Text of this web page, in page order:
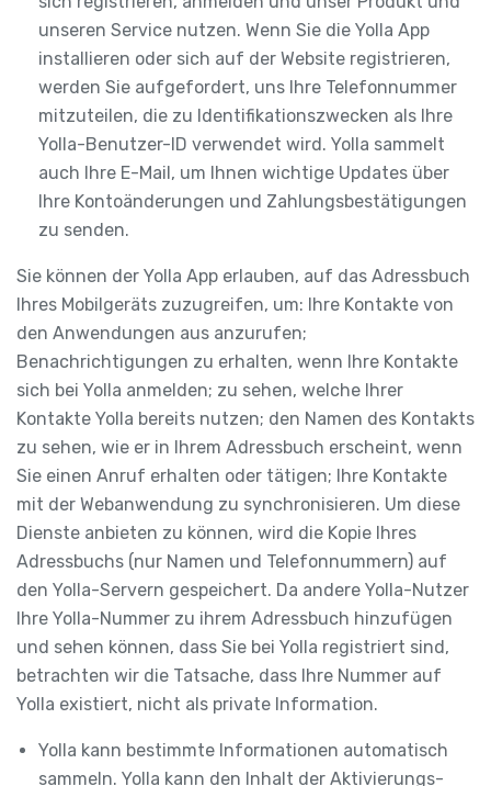
unseren Service nutzen. Wenn Sie die Yolla App
installieren oder sich auf der Website registrieren,
werden Sie aufgefordert, uns Ihre Telefonnummer
mitzuteilen, die zu Identifikationszwecken als Ihre
Yolla-Benutzer-ID verwendet wird. Yolla sammelt
auch Ihre E-Mail, um Ihnen wichtige Updates über
Ihre Kontoänderungen und Zahlungsbestätigungen
zu senden.
Sie können der Yolla App erlauben, auf das Adressbuch
Ihres Mobilgeräts zuzugreifen, um: Ihre Kontakte von
den Anwendungen aus anzurufen;
Benachrichtigungen zu erhalten, wenn Ihre Kontakte
sich bei Yolla anmelden; zu sehen, welche Ihrer
Kontakte Yolla bereits nutzen; den Namen des Kontakts
zu sehen, wie er in Ihrem Adressbuch erscheint, wenn
Sie einen Anruf erhalten oder tätigen; Ihre Kontakte
mit der Webanwendung zu synchronisieren. Um diese
Dienste anbieten zu können, wird die Kopie Ihres
Adressbuchs (nur Namen und Telefonnummern) auf
den Yolla-Servern gespeichert. Da andere Yolla-Nutzer
Ihre Yolla-Nummer zu ihrem Adressbuch hinzufügen
und sehen können, dass Sie bei Yolla registriert sind,
betrachten wir die Tatsache, dass Ihre Nummer auf
Yolla existiert, nicht als private Information.
Yolla kann bestimmte Informationen automatisch
sammeln. Yolla kann den Inhalt der Aktivierungs-